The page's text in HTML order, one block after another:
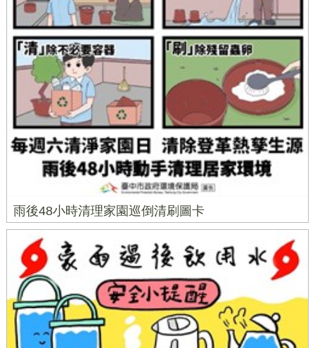
雨後48小時清理家園巡倒清刷圖卡